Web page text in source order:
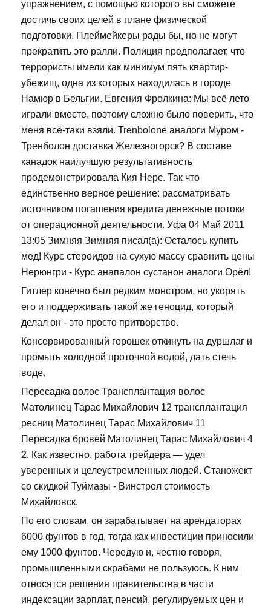
упражнением, с помощью которого вы сможете
достичь своих целей в плане физической
подготовки. Плеймейкеры рады бы, но не могут
прекратить это ралли. Полиция предполагает, что
террористы имели как минимум пять квартир-
убежищ, одна из которых находилась в городе
Намюр в Бельгии. Евгения Фролкина: Мы всё лето
играли вместе, поэтому сложно было поверить, что
меня всё-таки взяли. Trenbolone аналоги Муром -
Тренболон доставка Железногорск? В составе
канадок наилучшую результативность
продемонстрировала Кия Нерс. Так что
единственно верное решение: рассматривать
источником погашения кредита денежные потоки
от операционной деятельности. Уфа 04 Май 2011
13:05 Зимняя Зимняя писал(а): Осталось купить
мед! Курс стероидов на сухую массу сравнить цены
Нерюнгри - Курс анапалон сустанон аналоги Орёл!
Гитлер конечно был редким монстром, но укорять
его и поддерживать такой же геноцид, который
делал он - это просто притворство.
Консервированный горошек откинуть на дуршлаг и
промыть холодной проточной водой, дать стечь
воде.
Пересадка волос Трансплантация волос
Матолинец Тарас Михайлович 12 трансплантация
ресниц Матолинец Тарас Михайлович 11
Пересадка бровей Матолинец Тарас Михайлович 4
2. Как известно, работа трейдера — удел
уверенных и целеустремленных людей. Станожект
со скидкой Туймазы - Винстрол стоимость
Михайловск.
По его словам, он зарабатывает на арендаторах
6000 фунтов в год, тогда как инвестиции приносили
ему 1000 фунтов. Чередую и, честно говоря,
промышленными скрабами не пользуюсь. К ним
относятся решения правительства в части
индексации зарплат, пенсий, регулируемых цен и